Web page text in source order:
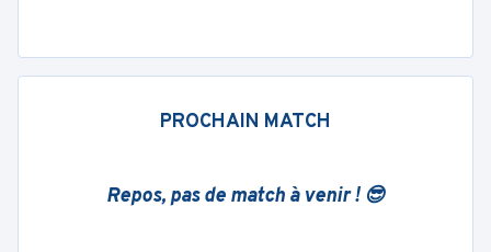
PROCHAIN MATCH
Repos, pas de match à venir ! 😎